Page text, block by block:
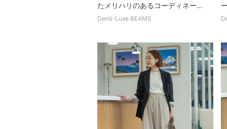
たメリハリのあるコーディネー...
Demi-Luxe BEAMS